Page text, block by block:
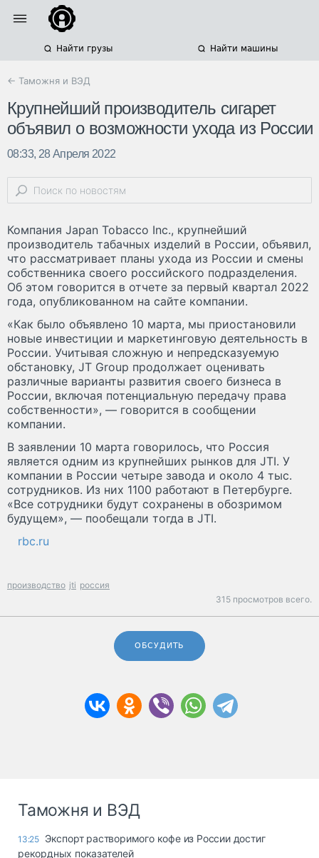
Найти грузы Найти машины
← Таможня и ВЭД
Крупнейший производитель сигарет
объявил о возможности ухода из России
08:33, 28 Апреля 2022
Компания Japan Tobacco Inc., крупнейший
производитель табачных изделий в России, объявил,
что рассматривает планы ухода из России и смены
собственника своего российского подразделения.
Об этом говорится в отчете за первый квартал 2022
года, опубликованном на сайте компании.
«Как было объявлено 10 марта, мы приостановили
новые инвестиции и маркетинговую деятельность в
России. Учитывая сложную и непредсказуемую
обстановку, JT Group продолжает оценивать
различные варианты развития своего бизнеса в
России, включая потенциальную передачу права
собственности», — говорится в сообщении
компании.
В заявлении 10 марта говорилось, что Россия
является одним из крупнейших рынков для JTI. У
компании в России четыре завода и около 4 тыс.
сотрудников. Из них 1100 работают в Петербурге.
«Все сотрудники будут сохранены в обозримом
будущем», — пообещали тогда в JTI.
rbc.ru
производство jti россия
315 просмотров всего.
ОБСУДИТЬ
Таможня и ВЭД
13:25 Экспорт растворимого кофе из России достиг
рекордных показателей